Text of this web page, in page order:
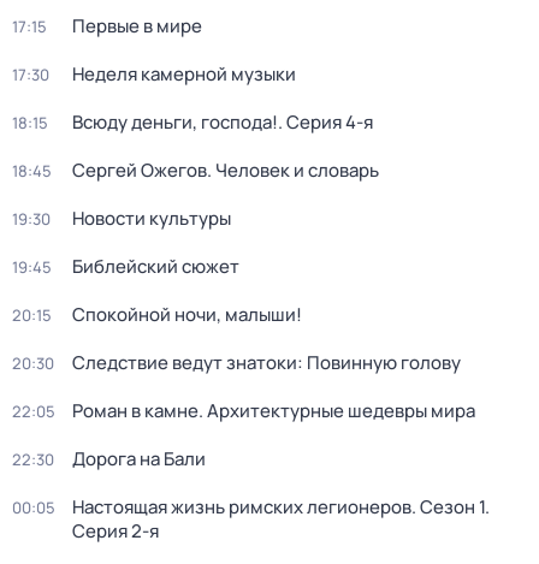
17:15 Первые в мире
17:30 Неделя камерной музыки
18:15 Всюду деньги, господа!. Серия 4-я
18:45 Сергей Ожегов. Человек и словарь
19:30 Новости культуры
19:45 Библейский сюжет
20:15 Спокойной ночи, малыши!
20:30 Следствие ведут знатоки: Повинную голову
22:05 Роман в камне. Архитектурные шедевры мира
22:30 Дорога на Бали
00:05 Настоящая жизнь римских легионеров. Сезон 1.
Серия 2-я